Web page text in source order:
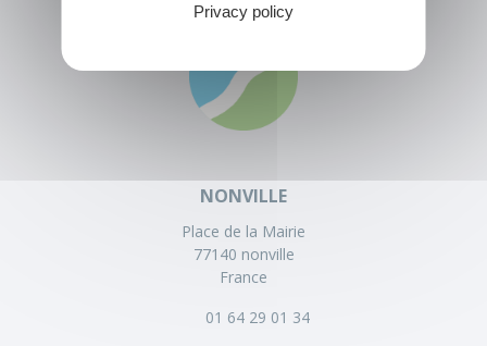
NONVILLE
Place de la Mairie
77140 nonville
France
01 64 29 01 34
Privacy policy